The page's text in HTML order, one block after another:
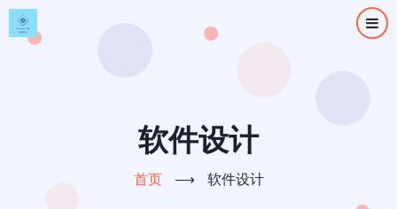
跳
转
软件设计
首页 ⟶ 软件设计